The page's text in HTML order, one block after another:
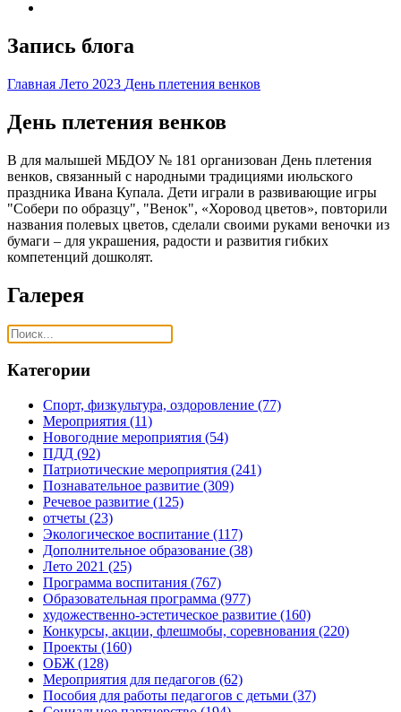
Запись блога
Главная Лето 2023 День плетения венков
День плетения венков
В для малышей МБДОУ № 181 организован День плетения
венков, связанный с народными традициями июльского
праздника Ивана Купала. Дети играли в развивающие игры
"Собери по образцу", "Венок", «Хоровод цветов», повторили
названия полевых цветов, сделали своими руками веночки из
бумаги – для украшения, радости и развития гибких
компетенций дошколят.
Галерея
Категории
Спорт, физкультура, оздоровление (77)
Мероприятия (11)
Новогодние мероприятия (54)
ПДД (92)
Патриотические мероприятия (241)
Познавательное развитие (309)
Речевое развитие (125)
отчеты (23)
Экологическое воспитание (117)
Дополнительное образование (38)
Лето 2021 (25)
Программа воспитания (767)
Образовательная программа (977)
художественно-эстетическое развитие (160)
Конкурсы, акции, флешмобы, соревнования (220)
Проекты (160)
ОБЖ (128)
Мероприятия для педагогов (62)
Пособия для работы педагогов с детьми (37)